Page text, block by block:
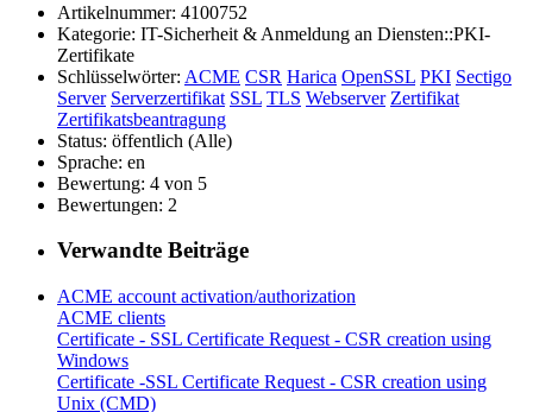
Artikelnummer: 4100752
Kategorie: IT-Sicherheit & Anmeldung an Diensten::PKI-
Zertifikate
Schlüsselwörter: ACME CSR Harica OpenSSL PKI Sectigo
Server Serverzertifikat SSL TLS Webserver Zertifikat
Zertifikatsbeantragung
Status: öffentlich (Alle)
Sprache: en
Bewertung: 4 von 5
Bewertungen: 2
Verwandte Beiträge
ACME account activation/authorization
ACME clients
Certificate - SSL Certificate Request - CSR creation using
Windows
Certificate -SSL Certificate Request - CSR creation using
Unix (CMD)